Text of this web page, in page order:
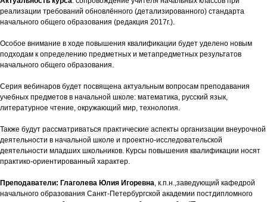
реализации требований обновлённого (детализированного) стандарта
начального общего образования (редакция 2017г.).
Особое внимание в ходе повышения квалификации будет уделено новым
подходам к определению предметных и метапредметных результатов
начального общего образования.
Серия вебинаров будет посвящена актуальным вопросам преподавания
учебных предметов в начальной школе: математика, русский язык,
литературное чтение, окружающий мир, технология.
Также будут рассматриваться практические аспекты организации внеурочной
деятельности в начальной школе и проектно-исследовательской
деятельности младших школьников. Курсы повышения квалификации носят
практико-ориентированный характер.
Преподаватели: Глаголева Юлия Игоревна , к.п.н.,заведующий кафедрой
начального образования Санкт-Петербургской академии постдипломного